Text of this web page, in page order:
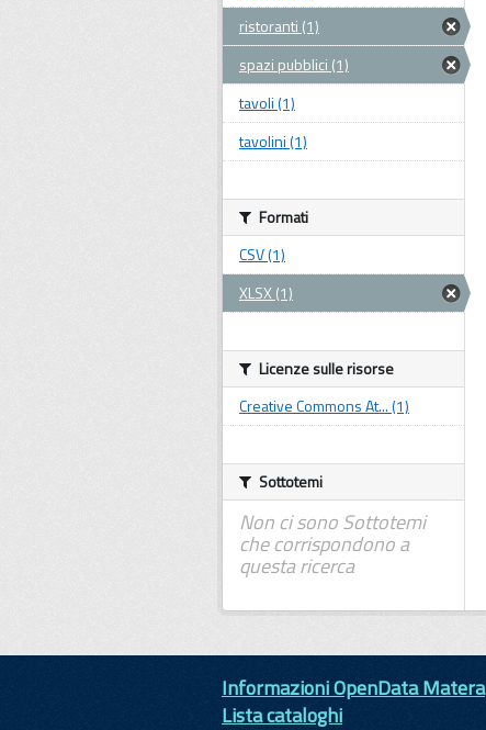
ristoranti (1)
spazi pubblici (1)
tavoli (1)
tavolini (1)
Formati
CSV (1)
XLSX (1)
Licenze sulle risorse
Creative Commons At... (1)
Sottotemi
Non ci sono Sottotemi
che corrispondono a
questa ricerca
Informazioni OpenData Matera
Lista cataloghi